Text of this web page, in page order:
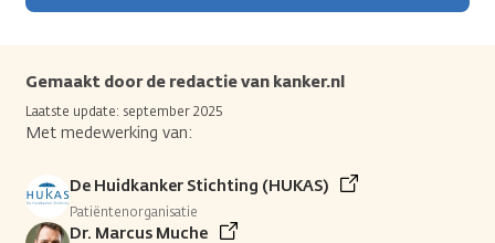
Gemaakt door de redactie van kanker.nl
Laatste update: september 2025
Met medewerking van:
De Huidkanker Stichting (HUKAS)
Patiëntenorganisatie
Dr. Marcus Muche